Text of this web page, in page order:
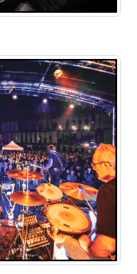
de Chartres